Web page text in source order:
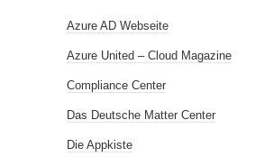
Azure AD Webseite
Azure United – Cloud Magazine
Compliance Center
Das Deutsche Matter Center
Die Appkiste